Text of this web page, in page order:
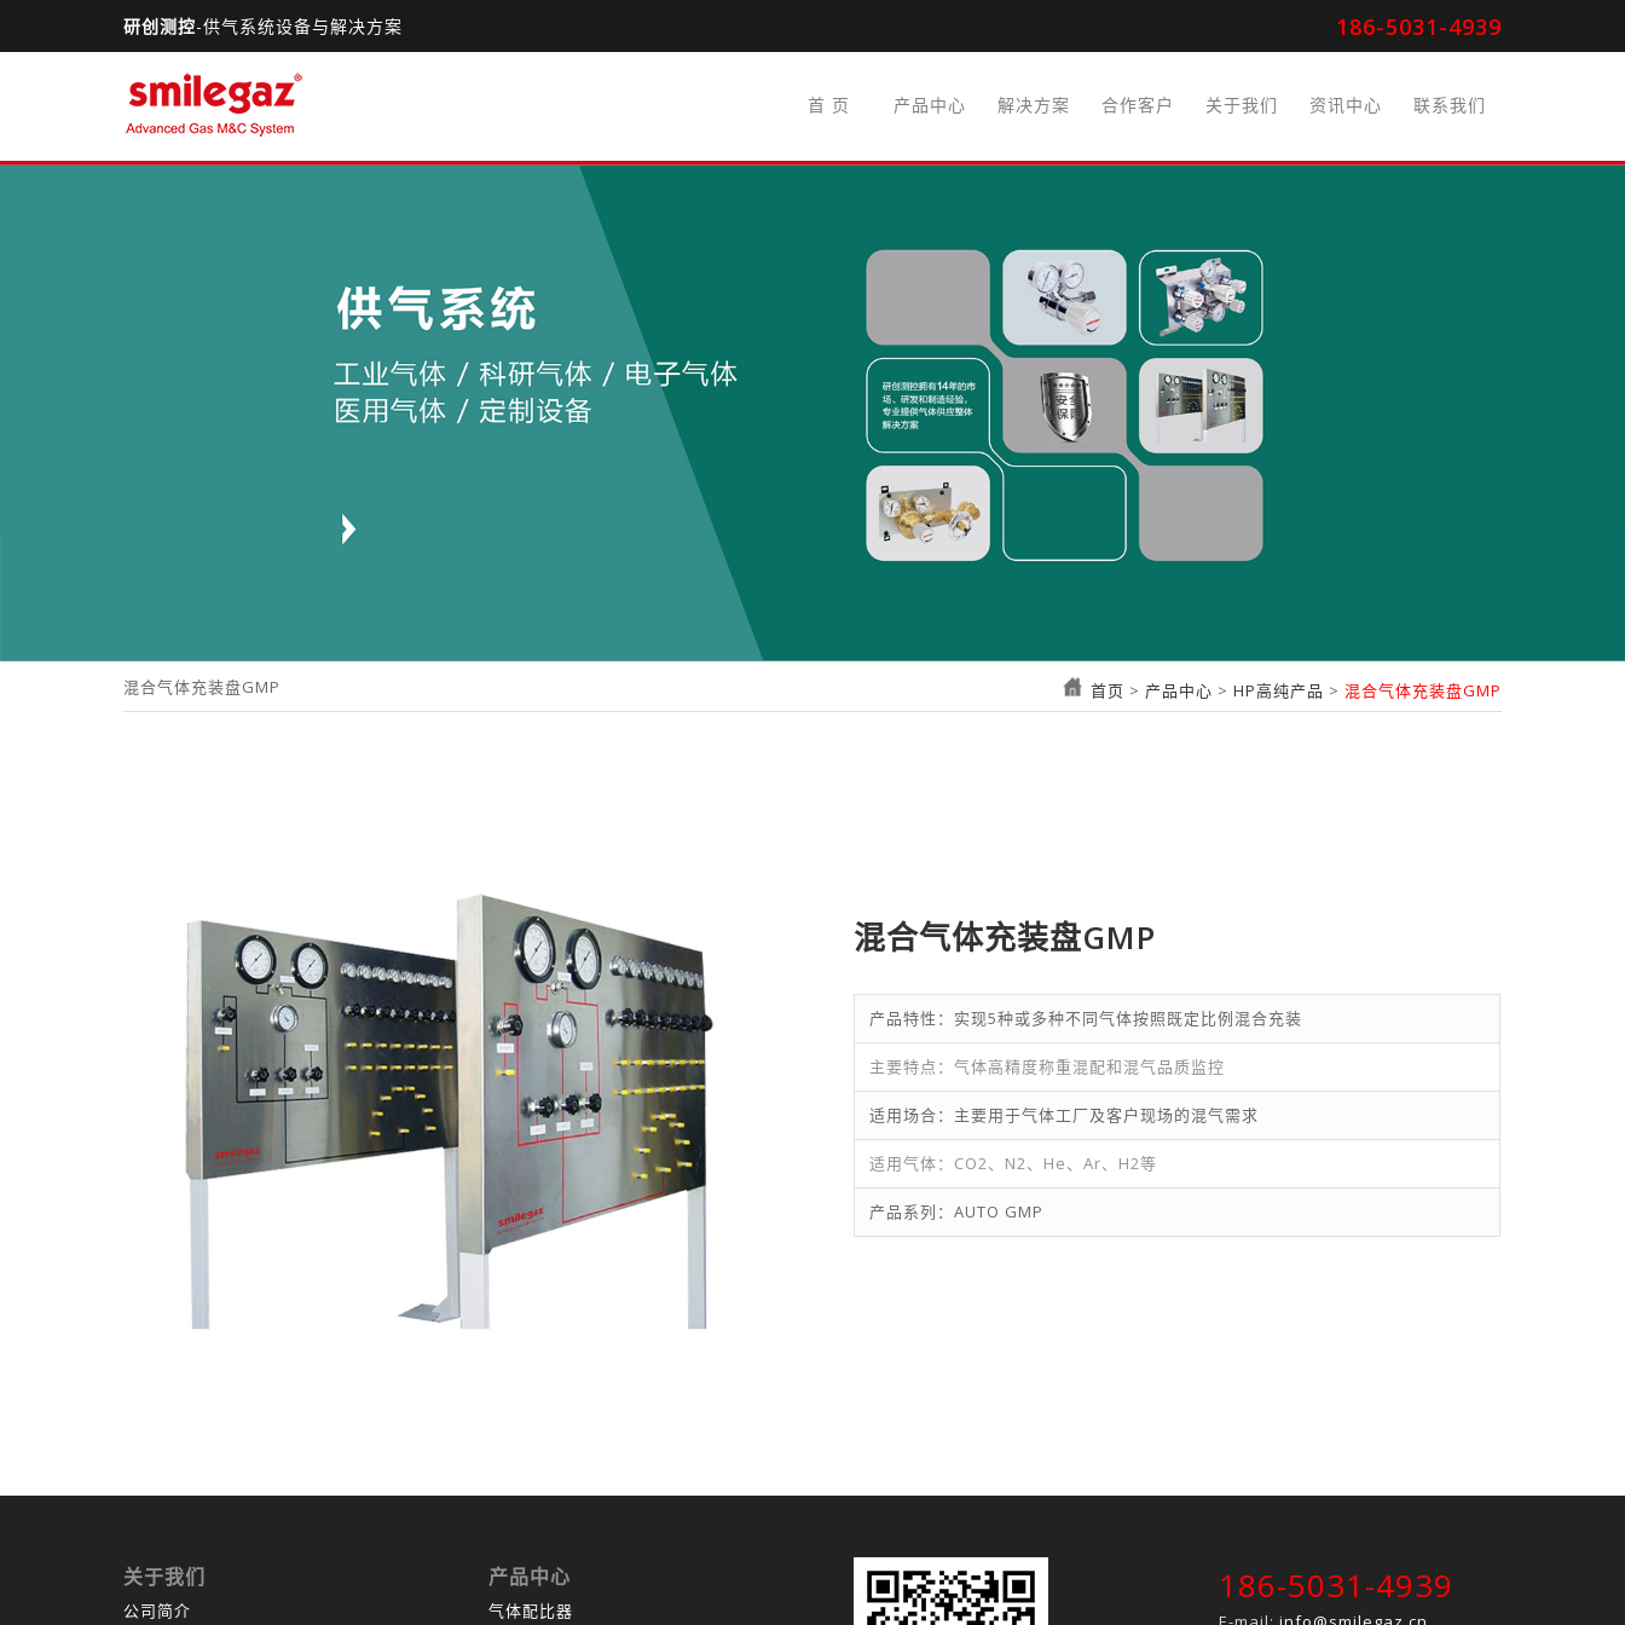
186-5031-4939
研创测控-供气系统设备与解决方案
首 页 产品中心 解决方案 合作客户 关于我们 资讯中心 联系我们
混合气体充装盘GMP 首页 > 产品中心 > HP高纯产品 > 混合气体充装盘GMP
混合气体充装盘GMP
产品特性：实现5种或多种不同气体按照既定比例混合充装
主要特点：气体高精度称重混配和混气品质监控
适用场合：主要用于气体工厂及客户现场的混气需求
适用气体：CO2、N2、He、Ar、H2等
产品系列：AUTO GMP
关于我们
公司简介
产品中心
气体配比器
186-5031-4939